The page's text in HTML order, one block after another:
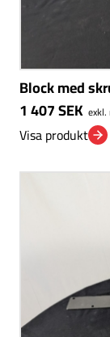
Block med
1 407SEK
Visa produkt